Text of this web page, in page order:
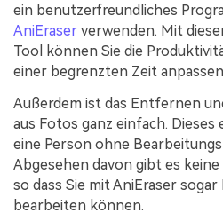
ein benutzerfreundliches
AniEraser verwenden. Mit
Tool können Sie die
einer begrenzten Zeit
Außerdem ist das Entfernen
aus Fotos ganz einfach. Dieses
eine Person ohne
Abgesehen davon gibt es
so dass Sie mit AniEraser
bearbeiten können.